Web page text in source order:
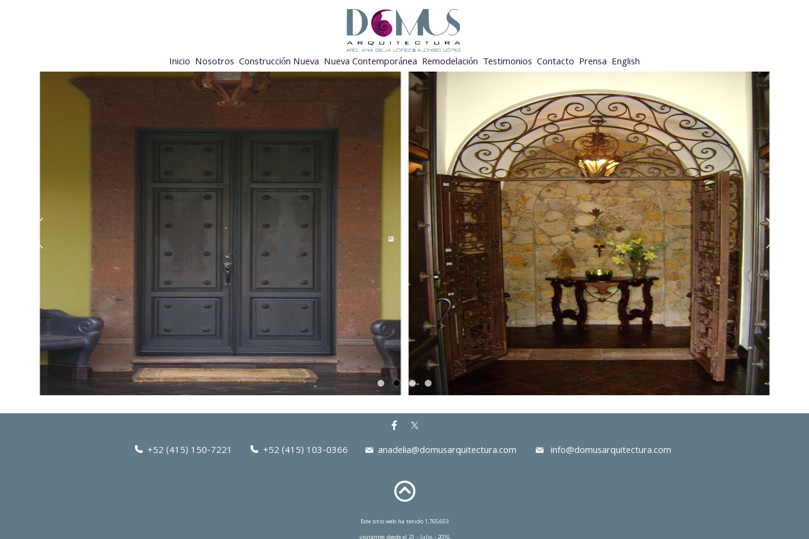
Inicio Nosotros Construcción Nueva Nueva Contemporánea Remodelación Testimonios Contacto Prensa English
+52 (415) 150-7221 +52 (415) 103-0366 anadelia@domusarquitectura.com info@domusarquitectura.com
Este sitio web ha tenido 1,765,653